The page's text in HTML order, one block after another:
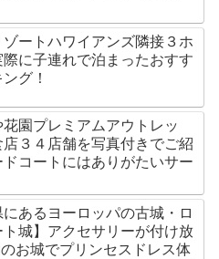
ゾートハワイアンズ隣接３ホ
際に子連れで泊まったおすす
グ！
花園プレミアムアウトレッ
店３４店舗を写真付きでご紹
ドコートにはありがたいサー
にあるヨーロッパの古城・ロ
ト城】アクセサリーが付け放
お城でプリンセスドレス体